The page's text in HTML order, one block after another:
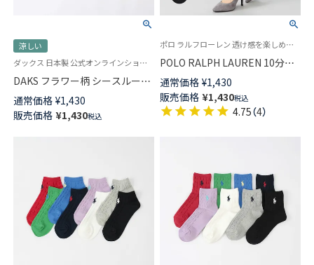
涼しい
ダックス 日本製 公式オンラインショップ 婦人 靴下
DAKS フラワー柄 シースルーソ
ックス つま先フラット レーヨ
ンシルク混 テグス クルー丈 レ
ディース 03367028
通常価格 ¥1,430
販売価格 ¥1,430税込
ポロ ラルフローレン 透け感を楽しめる35デニール相当 ウエスト幅広ゴム 婦人 女性 レギンス
POLO RALPH LAUREN 10分丈
35デニール クールレギンス 涼
感糸使用 消臭 UV 静電気防止 ワ
ンポイント刺繍 レディース
01841286
通常価格 ¥1,430
販売価格 ¥1,430税込
4.75（4）